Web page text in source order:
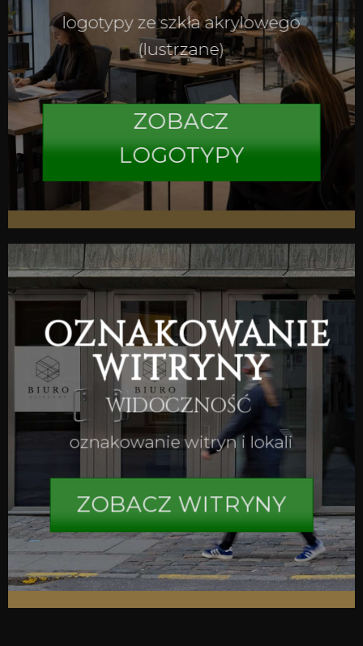
logotypy ze szkła akrylowego
(lustrzane)
ZOBACZ
LOGOTYPY
OZNAKOWANIE
WITRYNY
WIDOCZNOŚĆ
oznakowanie witryn i lokali
ZOBACZ WITRYNY